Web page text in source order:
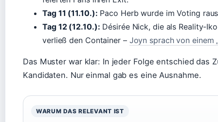
Tag 11 (11.10.): Paco Herb wurde im Voting
Tag 12 (12.10.): Désirée Nick, die als Reality-
verließ den Container – Joyn sprach von einem
Das Muster war klar: In jeder Folge entschied das
Kandidaten. Nur einmal gab es eine Ausnahme.
WARUM DAS RELEVANT IST